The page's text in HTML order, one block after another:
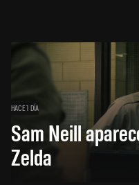
HACE 1 DÍA
Sam Neill
Zelda